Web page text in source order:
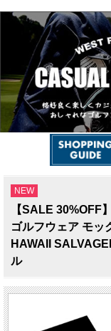
NEW
【SALE 30%OFF
ゴルフウェア モッ
HAWAII
ル